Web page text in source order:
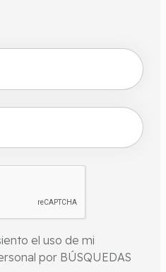
el uso de mi
por BÚSQUEDAS